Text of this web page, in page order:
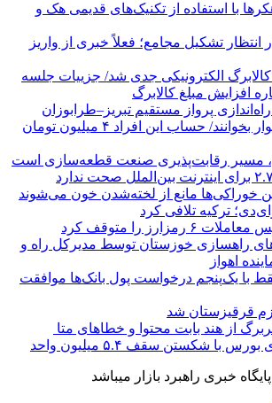
با استفاده از تکنیک‌های قدیمی هک و
تشکیل مجامع؛ فعلاً خبری از واریز
کالابرگ الکترونیکی جدی شد/ جزییات جلسه
افزایش مبلغ کالابرگ
پرواز مستقیم تبریز–طرابوزان
سرپرستان خانوار بخوانند/ حساب این افراد ۴ میلیون تومان
مسیر رقابت‌پذیری صنعت قطعه‌سازی است
این خوراکی‌ها مانع از لخته‌شدن خون می‌شوند
ترکیه تلافی کرد
را متوقف کرد
راهسازی خوزستان توسط مدیرکل راه و
اهواز
بانک مرکزی فقط با یک‌‎پنجم درخواست پول بانک‌ها موافقت
قرقیزستان شد
از هند بابت محتوا و خطاهای متا
با شکستن سقف ۵.۴ میلیون واحد
خبری راهبرد بازار میباشد